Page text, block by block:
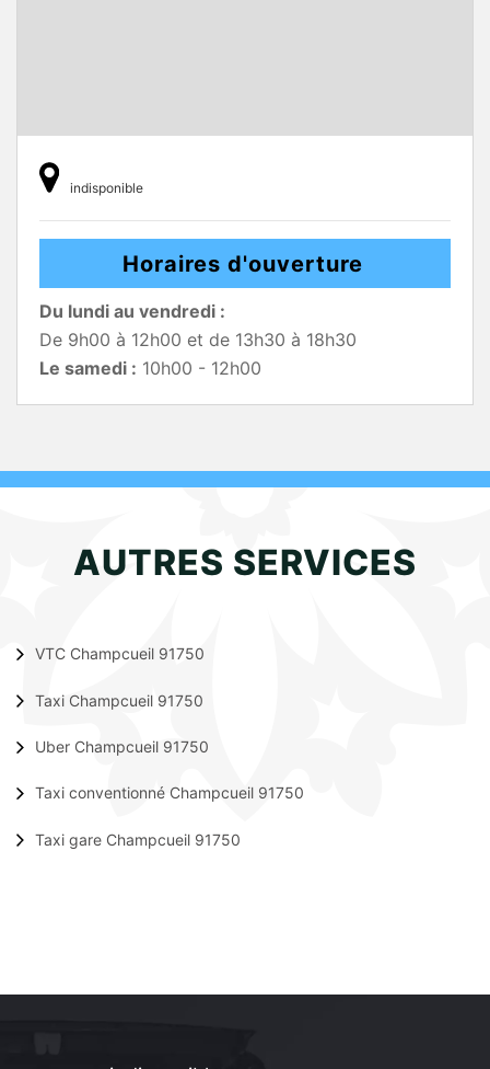
indisponible
Horaires d'ouverture
Du lundi au vendredi :
De 9h00 à 12h00 et de 13h30 à 18h30
Le samedi : 10h00 - 12h00
AUTRES SERVICES
VTC Champcueil 91750
Taxi Champcueil 91750
Uber Champcueil 91750
Taxi conventionné Champcueil 91750
Taxi gare Champcueil 91750